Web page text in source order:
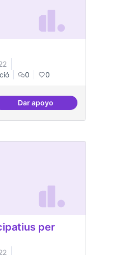
0 0
Dar apoyoSoledat i aïllament
per